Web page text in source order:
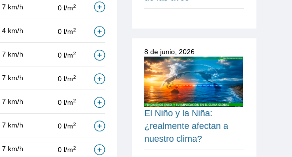
7 km/h 0 l/m2
4 km/h 0 l/m2
7 km/h 0 l/m2
7 km/h 0 l/m2
7 km/h 0 l/m2
7 km/h 0 l/m2
7 km/h 0 l/m2
8 de junio, 2026
El Niño y la Niña:
¿realmente afectan a
nuestro clima?